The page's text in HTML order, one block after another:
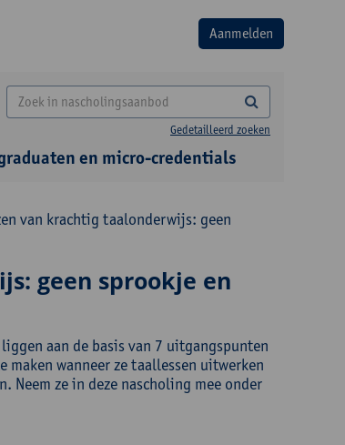
Gedetailleerd zoeken
en micro-credentials
van krachtig taalonderwijs: geen
geen sprookje en
aan de basis van 7 uitgangspunten
wanneer ze taallessen uitwerken
ze in deze nascholing mee onder